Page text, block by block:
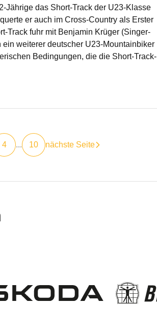
Jährige das Short-Track der U23-Klasse
er auch im Cross-Country als Erster
Track fuhr mit Benjamin Krüger (Singer-
ein weiterer deutscher U23-Mountainbiker
Bedingungen, die die Short-Track-
4 ... 10 nächste Seite